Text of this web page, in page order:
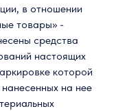
в отношении
товары» -
средства
настоящих
которой
на нее